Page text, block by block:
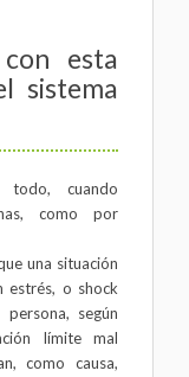
esta
sistema
cuando
como por
una situación
estrés, o shock
según
límite mal
como causa,